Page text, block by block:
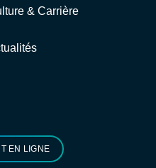
& Carrière
EN LIGNE